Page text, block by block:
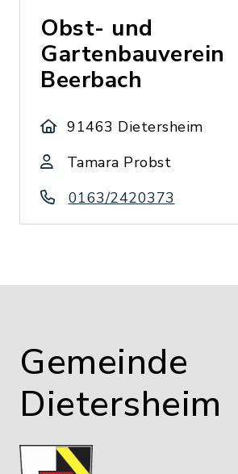
Obst- und
Gartenbauverein
Beerbach
91463 Dietersheim
Tamara Probst
0163/2420373
Gemeinde
Dietersheim